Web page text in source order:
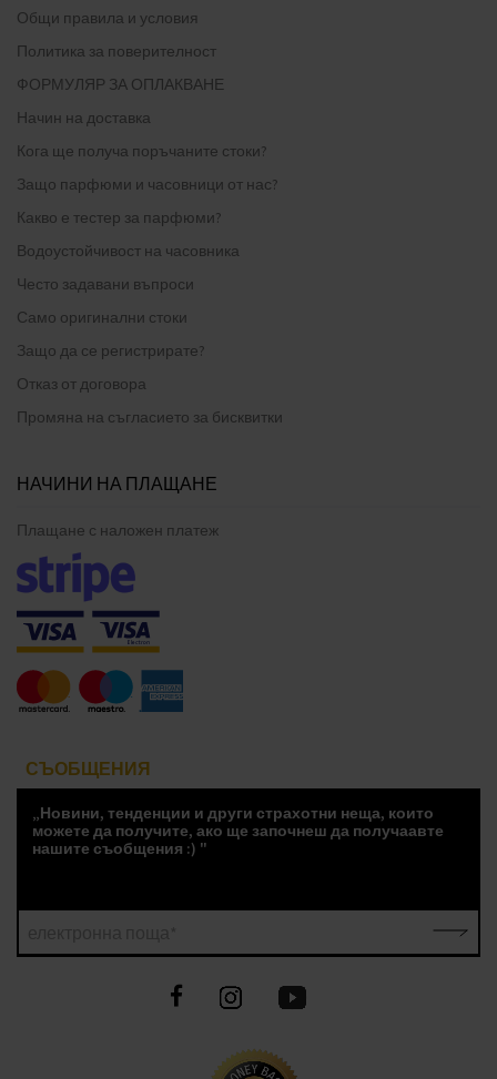
Общи правила и условия
Политика за поверителност
ФОРМУЛЯР ЗА ОПЛАКВАНЕ
Начин на доставка
Кога ще получа поръчаните стоки?
Защо парфюми и часовници от нас?
Какво е тестер за парфюми?
Водоустойчивост на часовника
Често задавани въпроси
Само оригинални стоки
Защо да се регистрирате?
Отказ от договора
Промяна на съгласието за бисквитки
НАЧИНИ НА ПЛАЩАНЕ
Плащане с наложен платеж
СЪОБЩЕНИЯ
„Новини, тенденции и други страхотни неща, които
можете да получите, ако ще започнеш да получаавте
нашите съобщения :) "